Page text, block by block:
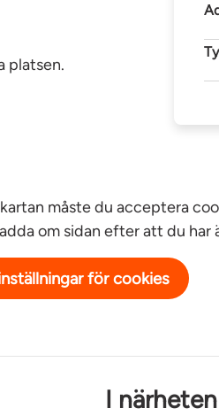
platsen.
måste du acceptera
om sidan efter att du
för cookies
I närheten